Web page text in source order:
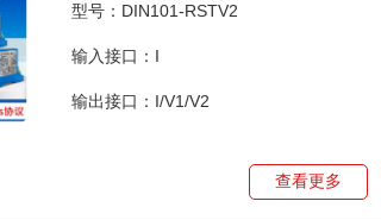
型号：DIN101-RSTV2
输入接口：I
输出接口：I/V1/V2
查看更多